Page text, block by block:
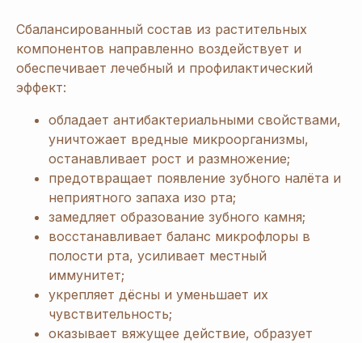
Сбалансированный состав из растительных
компонентов направленно воздействует и
обеспечивает лечебный и профилактический
эффект:
обладает антибактериальными свойствами,
уничтожает вредные микроорганизмы,
останавливает рост и размножение;
предотвращает появление зубного налёта и
неприятного запаха изо рта;
замедляет образование зубного камня;
восстанавливает баланс микрофлоры в
полости рта, усиливает местный
иммунитет;
укрепляет дёсны и уменьшает их
чувствительность;
оказывает вяжущее действие, образует